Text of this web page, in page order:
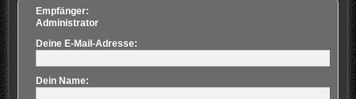
Empfänger:
Administrator
Deine E-Mail-Adresse:
Dein Name: